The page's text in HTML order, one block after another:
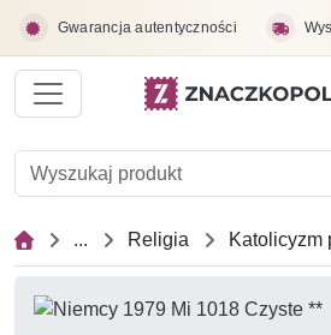
Gwarancja autentyczności
... Religia Katolicyzm